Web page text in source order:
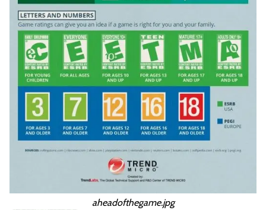
aheadofthegame.jpg